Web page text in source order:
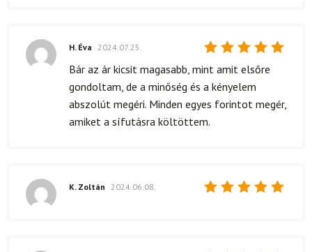
Értékelés:
H. Éva 2024.07.25.
Bár az ár kicsit magasabb, mint amit elsőre
gondoltam, de a minőség és a kényelem
abszolút megéri. Minden egyes forintot megér,
amiket a sífutásra költöttem.
K. Zoltán 2024.06.08.